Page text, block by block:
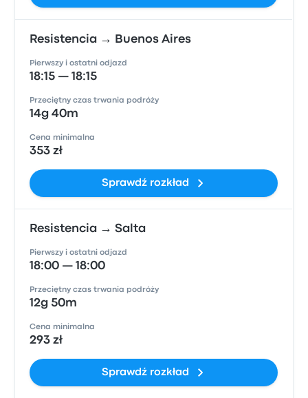
Resistencia → Buenos Aires
Pierwszy i ostatni odjazd
18:15 — 18:15
Przeciętny czas trwania podróży
14g 40m
Cena minimalna
353 zł
Sprawdź rozkład
Resistencia → Salta
Pierwszy i ostatni odjazd
18:00 — 18:00
Przeciętny czas trwania podróży
12g 50m
Cena minimalna
293 zł
Sprawdź rozkład